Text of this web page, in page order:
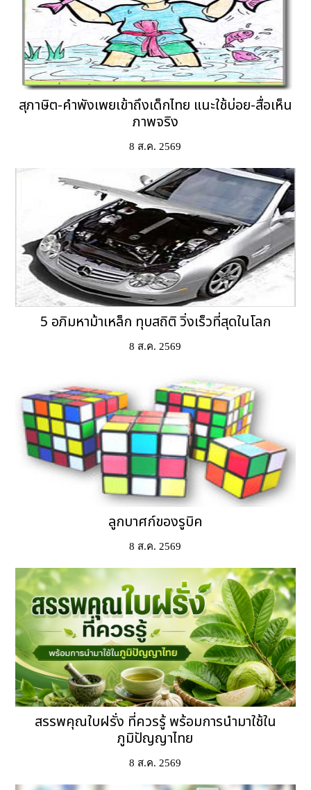
สุภาษิต-คำพังเพยเข้าถึงเด็กไทย แนะใช้บ่อย-สื่อเห็น
ภาพจริง
8 ส.ค. 2569
5 อภิมหาม้าเหล็ก ทุบสถิติ วิ่งเร็วที่สุดในโลก
8 ส.ค. 2569
ลูกบาศก์ของรูบิค
8 ส.ค. 2569
สรรพคุณใบฝรั่ง ที่ควรรู้ พร้อมการนำมาใช้ใน
ภูมิปัญญาไทย
8 ส.ค. 2569